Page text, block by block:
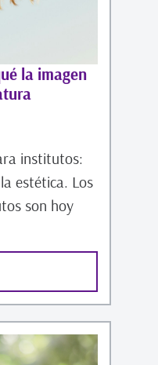
la imagen
institutos:
estética. Los
son hoy